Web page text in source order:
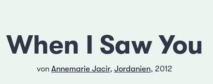
When I Saw You
von Annemarie Jacir, Jordanien, 2012